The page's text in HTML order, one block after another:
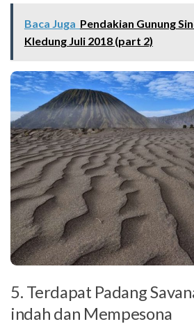
Baca Juga Pendakian Gunung
Kledung Juli 2018 (part 2)
5. Terdapat Padang
indah dan Mempesona